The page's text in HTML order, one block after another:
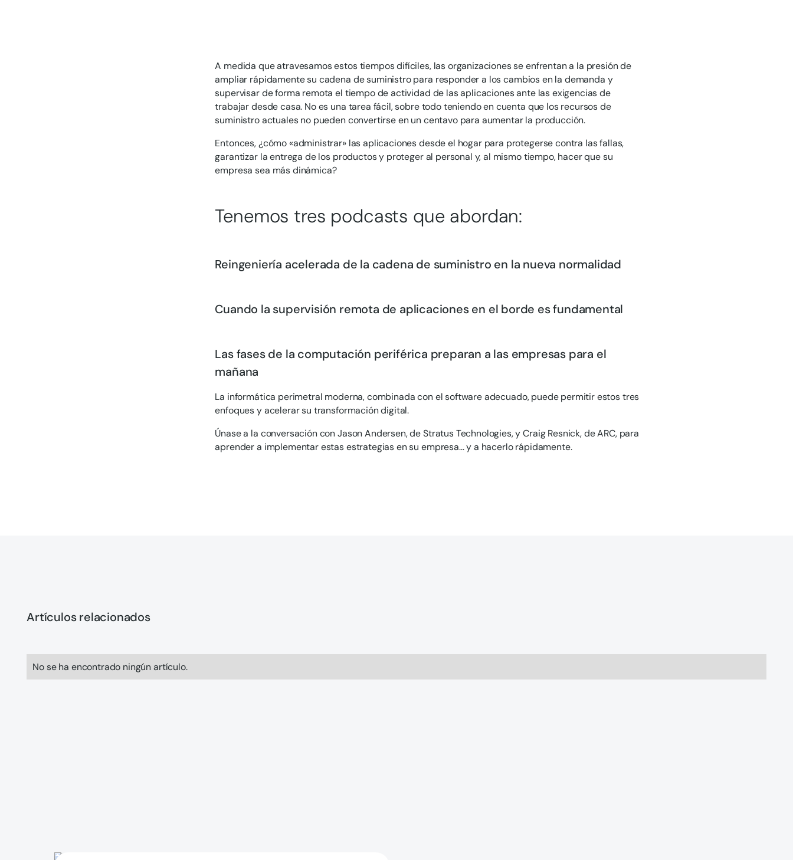
A medida que atravesamos estos tiempos difíciles, las organizaciones se enfrentan a la presión de
ampliar rápidamente su cadena de suministro para responder a los cambios en la demanda y
supervisar de forma remota el tiempo de actividad de las aplicaciones ante las exigencias de
trabajar desde casa. No es una tarea fácil, sobre todo teniendo en cuenta que los recursos de
suministro actuales no pueden convertirse en un centavo para aumentar la producción.
Entonces, ¿cómo «administrar» las aplicaciones desde el hogar para protegerse contra las fallas,
garantizar la entrega de los productos y proteger al personal y, al mismo tiempo, hacer que su
empresa sea más dinámica?
Tenemos tres podcasts que abordan:
Reingeniería acelerada de la cadena de suministro en la nueva normalidad
Cuando la supervisión remota de aplicaciones en el borde es fundamental
Las fases de la computación periférica preparan a las empresas para el
mañana
La informática perimetral moderna, combinada con el software adecuado, puede permitir estos tres
enfoques y acelerar su transformación digital.
Únase a la conversación con Jason Andersen, de Stratus Technologies, y Craig Resnick, de ARC, para
aprender a implementar estas estrategias en su empresa... y a hacerlo rápidamente.
Artículos relacionados
No se ha encontrado ningún artículo.